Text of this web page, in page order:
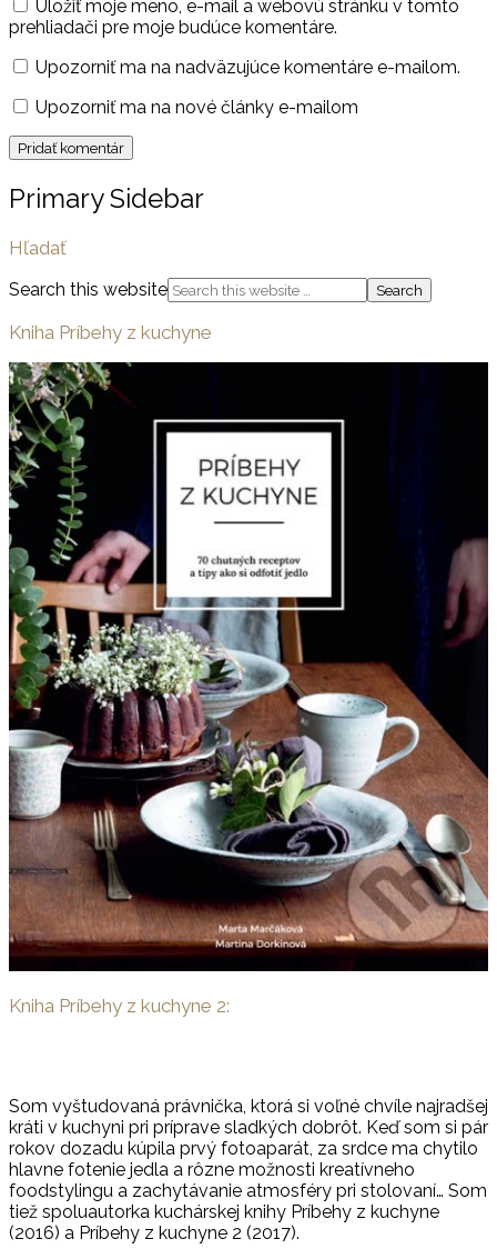
Uložiť moje meno, e-mail a webovú stránku v tomto
prehliadači pre moje budúce komentáre.
Upozorniť ma na nadväzujúce komentáre e-mailom.
Upozorniť ma na nové články e-mailom
Primary Sidebar
Hľadať
Search this website
Kniha Príbehy z kuchyne
Kniha Príbehy z kuchyne 2:
Som vyštudovaná právnička, ktorá si voľné chvíle najradšej
kráti v kuchyni pri príprave sladkých dobrôt. Keď som si pár
rokov dozadu kúpila prvý fotoaparát, za srdce ma chytilo
hlavne fotenie jedla a rôzne možnosti kreatívneho
foodstylingu a zachytávanie atmosféry pri stolovaní… Som
tiež spoluautorka kuchárskej knihy Príbehy z kuchyne
(2016) a Príbehy z kuchyne 2 (2017).